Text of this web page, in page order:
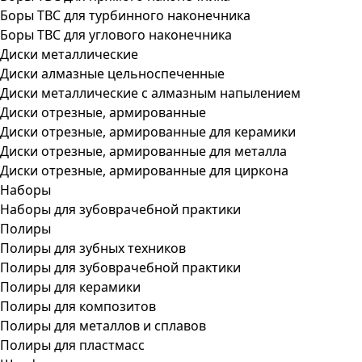
Боры ТВС для турбинного наконечника
Боры ТВС для углового наконечника
Диски металлические
Диски алмазные цельноспеченные
Диски металлические с алмазным напылением
Диски отрезные, армированные
Диски отрезные, армированные для керамики
Диски отрезные, армированные для металла
Диски отрезные, армированные для циркона
Наборы
Наборы для зубоврачебной практики
Полиры
Полиры для зубных техников
Полиры для зубоврачебной практики
Полиры для керамики
Полиры для композитов
Полиры для металлов и сплавов
Полиры для пластмасс